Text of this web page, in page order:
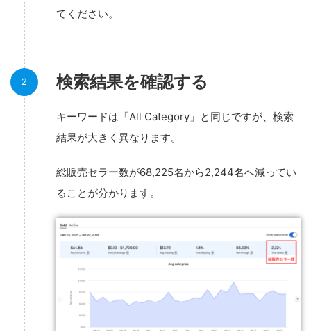
てください。
検索結果を確認する
キーワードは「All Category」と同じですが、検索
結果が大きく異なります。
総販売セラー数が68,225名から2,244名へ減ってい
ることが分かります。